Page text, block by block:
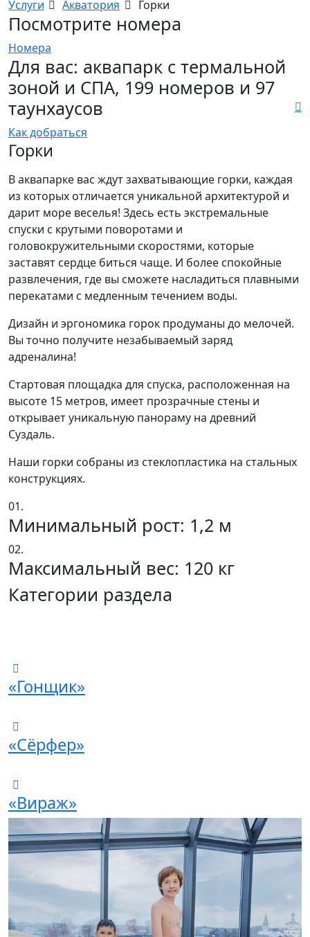
Услуги Акватория Горки
Посмотрите номера
Номера
Для вас: аквапарк с термальной
зоной и СПА, 199 номеров и 97
таунхаусов
Как добраться
Горки
В аквапарке вас ждут захватывающие горки, каждая
из которых отличается уникальной архитектурой и
дарит море веселья! Здесь есть экстремальные
спуски с крутыми поворотами и
головокружительными скоростями, которые
заставят сердце биться чаще. И более спокойные
развлечения, где вы сможете насладиться плавными
перекатами с медленным течением воды.
Дизайн и эргономика горок продуманы до мелочей.
Вы точно получите незабываемый заряд
адреналина!
Стартовая площадка для спуска, расположенная на
высоте 15 метров, имеет прозрачные стены и
открывает уникальную панораму на древний
Суздаль.
Наши горки собраны из стеклопластика на стальных
конструкциях.
01.
Минимальный рост: 1,2 м
02.
Максимальный вес: 120 кг
Категории раздела
«Гонщик»
«Сёрфер»
«Вираж»